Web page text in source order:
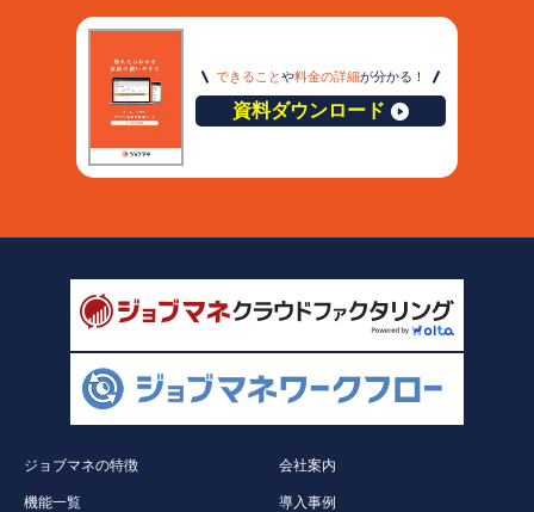
できることや料金の詳細が分かる！
資料ダウンロード
ジョブマネの特徴
機能一覧
会社案内
導入事例